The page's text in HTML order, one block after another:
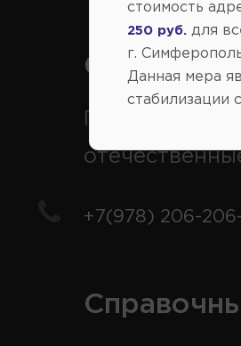
Продажа
+7(978) 206-
стоимость
250 руб. для
г.
Данная мера
стабилизации